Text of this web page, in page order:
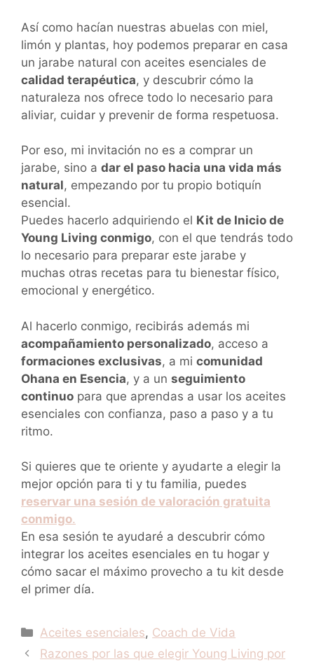
Así como hacían nuestras abuelas con miel,
limón y plantas, hoy podemos preparar en casa
un jarabe natural con aceites esenciales de
calidad terapéutica, y descubrir cómo la
naturaleza nos ofrece todo lo necesario para
aliviar, cuidar y prevenir de forma respetuosa.
Por eso, mi invitación no es a comprar un
jarabe, sino a dar el paso hacia una vida más
natural, empezando por tu propio botiquín
esencial.
Puedes hacerlo adquiriendo el Kit de Inicio de
Young Living conmigo, con el que tendrás todo
lo necesario para preparar este jarabe y
muchas otras recetas para tu bienestar físico,
emocional y energético.
Al hacerlo conmigo, recibirás además mi
acompañamiento personalizado, acceso a
formaciones exclusivas, a mi comunidad
Ohana en Esencia, y a un seguimiento
continuo para que aprendas a usar los aceites
esenciales con confianza, paso a paso y a tu
ritmo.
Si quieres que te oriente y ayudarte a elegir la
mejor opción para ti y tu familia, puedes
reservar una sesión de valoración gratuita
conmigo.
En esa sesión te ayudaré a descubrir cómo
integrar los aceites esenciales en tu hogar y
cómo sacar el máximo provecho a tu kit desde
el primer día.
Categorías
Aceites esenciales, Coach de Vida
Razones por las que elegir Young Living por